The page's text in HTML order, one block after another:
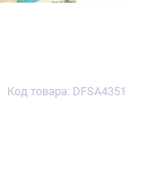
Код товара: DFSA4351